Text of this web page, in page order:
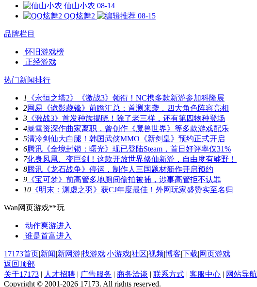
仙山小农 08-14
QQ炫舞2
08-15
品牌栏目
怀旧游戏榜
正经游戏
热门新闻排行
1
《永恒之塔2》《激战3》领衔！NC携多款新游参加科隆展
2网易《诡影藏锋》前瞻汇总：首测来袭，四大角色阵容亮相
3 《激战3》首发种族揭晓！除了老三样，还有第四物种登场
4暴雪资深作曲家离职，曾创作《魔兽世界》等多款游戏配乐
5清冷剑仙大白腿！韩国武侠MMO《新剑皇》预约正式开启
6腾讯《全境封锁：曙光》现已登陆Steam，首日好评率仅31%
7化身凤凰、变巨剑！这款开放世界修仙新游，自由度有够野！
8腾讯《龙石战争》停运，制作人三国题材新作开启预约
9 《宝可梦》前高管多地厕间偷拍被捕，涉事高管拒不认罪
10 《明末：渊虚之羽》获CJ年度最佳！外网玩家盛赞实至名归
Wan网页游戏**玩
动作爽游进入
谁是首富进入
17173首页|新闻|新网游|找游戏|小游戏|社区|视频|博客|下载|网页游戏
返回顶部
关于17173 | 人才招聘 | 广告服务 | 商务洽谈 | 联系方式 | 客服中心 | 网站导航
Copyright © 2001-2026 17173. All rights reserved.